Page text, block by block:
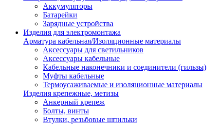
Аккумуляторы
Батарейки
Зарядные устройства
Изделия для электромонтажа
Арматура кабельная/Изоляционные материалы
Аксессуары для светильников
Аксессуары кабельные
Кабельные наконечники и соединители (гильзы)
Муфты кабельные
Термоусаживаемые и изоляционные материалы
Изделия крепежные, метизы
Анкерный крепеж
Болты, винты
Втулки, резьбовые шпильки